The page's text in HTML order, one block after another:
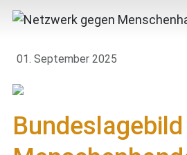
01. September 2025
Bundeslagebild